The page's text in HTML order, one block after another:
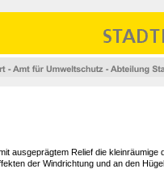
ausgeprägtem Relief die
der Windrichtung und an den